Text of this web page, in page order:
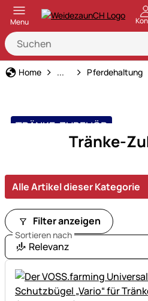
Menu
Home Tierbedarf
... Pferdehaltung
TRÄNKE-ZUBEHÖR
Tränke-
Alle Artikel dieser Kategorie
Filter anzeigen
Sortieren nach
Relevanz